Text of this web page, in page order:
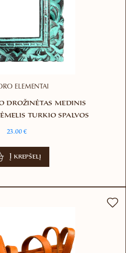
ELEMENTAI
drožinėtas medinis
turkio spalvos
23.00 €
Į krepšelį